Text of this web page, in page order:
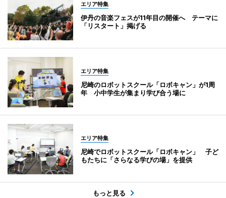
エリア特集
伊丹の音楽フェスが11年目の開催へ テーマに
「リスタート」掲げる
エリア特集
尼崎のロボットスクール「ロボキャン」が1周
年 小中学生が集まり学び合う場に
エリア特集
尼崎でロボットスクール「ロボキャン」 子ど
もたちに「さらなる学びの場」を提供
もっと見る